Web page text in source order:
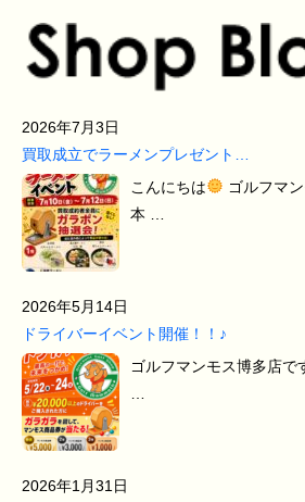
2026年7月3日
買取成立でラーメンプレゼント…
こんにちは
ゴルフマ
本 …
2026年5月14日
ドライバーイベント開催！！♪
ゴルフマンモス博多店で
2026年1月31日